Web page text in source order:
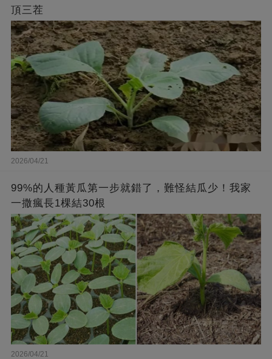
頂三茬
2026/04/21
99%的人種黃瓜第一步就錯了，難怪結瓜少！我家
一撒瘋長1棵結30根
2026/04/21